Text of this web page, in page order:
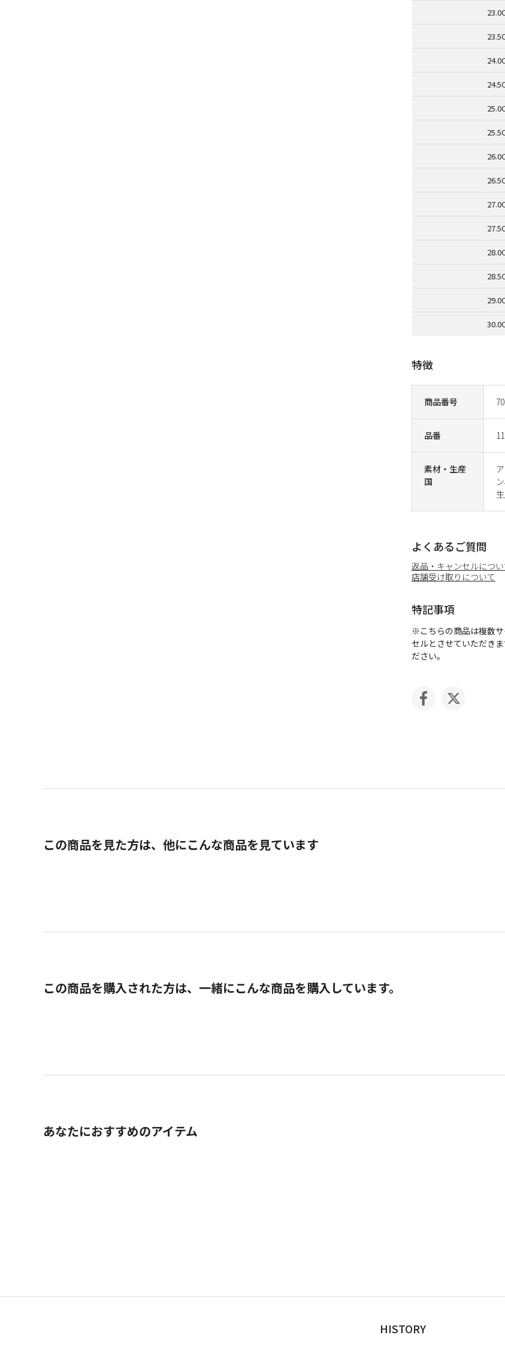
商品番号
品番
素材・生産
国
特徴
よくあるご質問
返品・キャンセルについ
店舗受け取りについて
特記事項
※こちらの商品は複数
セルとさせていただき
ださい。
この商品を見た方は、他にこんな商品を見ています
この商品を購入された方は、一緒にこんな商品を購入しています。
あなたにおすすめのアイテム
HISTORY